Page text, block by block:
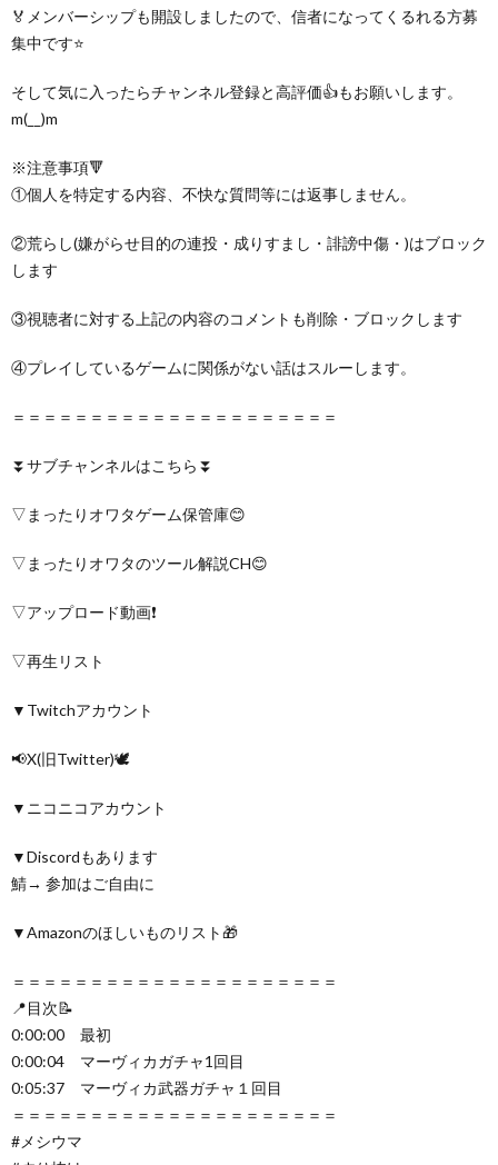
🏅メンバーシップも開設しましたので、信者になってくるれる方募
集中です⭐️
そして気に入ったらチャンネル登録と高評価👍もお願いします。
m(__)m
※注意事項🔻
①個人を特定する内容、不快な質問等には返事しません。
②荒らし(嫌がらせ目的の連投・成りすまし・誹謗中傷・)はブロック
します
③視聴者に対する上記の内容のコメントも削除・ブロックします
④プレイしているゲームに関係がない話はスルーします。
＝＝＝＝＝＝＝＝＝＝＝＝＝＝＝＝＝＝＝＝＝
⏬サブチャンネルはこちら⏬
▽まったりオワタゲーム保管庫😊
▽まったりオワタのツール解説CH😊
▽アップロード動画❗️
▽再生リスト
▼Twitchアカウント
📢X(旧Twitter)🕊
▼ニコニコアカウント
▼Discordもあります
鯖→ 参加はご自由に
▼Amazonのほしいものリスト🎁
＝＝＝＝＝＝＝＝＝＝＝＝＝＝＝＝＝＝＝＝＝
📍目次📝
0:00:00 最初
0:00:04 マーヴィカガチャ1回目
0:05:37 マーヴィカ武器ガチャ１回目
＝＝＝＝＝＝＝＝＝＝＝＝＝＝＝＝＝＝＝＝＝
#メシウマ